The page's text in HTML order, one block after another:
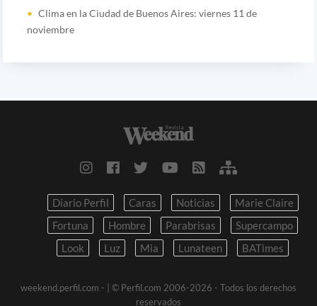
Clima en la Ciudad de Buenos Aires: viernes 11 de
noviembre
Diario Perfil Caras Noticias
Marie Claire
Fortuna
Hombre Parabrisas
Supercampo
Look
Luz Mia Lunateen BATimes
weekend.perfil.com -
| © Perfil.com 2006-2026 - Todos los derechos
reservados